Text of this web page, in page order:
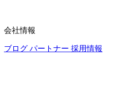
会社情報
ブログ パートナー 採用情報